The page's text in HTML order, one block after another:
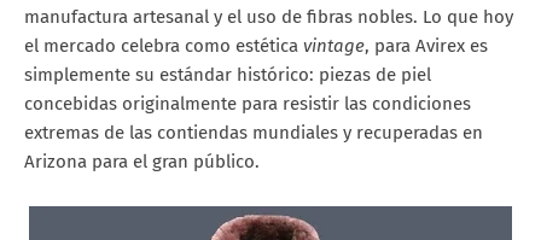
manufactura artesanal y el uso de fibras nobles. Lo que hoy
el mercado celebra como estética vintage, para Avirex es
simplemente su estándar histórico: piezas de piel
concebidas originalmente para resistir las condiciones
extremas de las contiendas mundiales y recuperadas en
Arizona para el gran público.